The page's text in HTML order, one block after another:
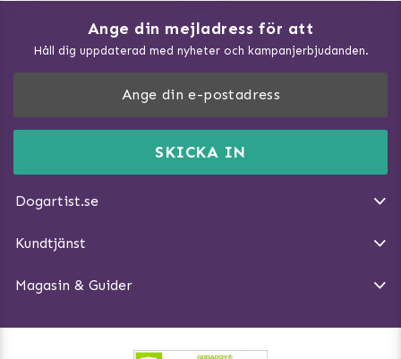
Ange din mejladress för att
Håll dig uppdaterad med nyheter och kampanjerbjudanden.
SKICKA IN
Dogartist.se
DogArtist.se drivs av:
E-post:info@dogartist.se
Kundtjänst
Ångra Köp
Magasin & Guider
Vad kan hundar äta?
Träna Nose Work hemma
Så gör du promenaden roligare
Hundbäddar